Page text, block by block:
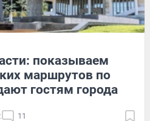
показываем
маршрутов по
гостям города
11